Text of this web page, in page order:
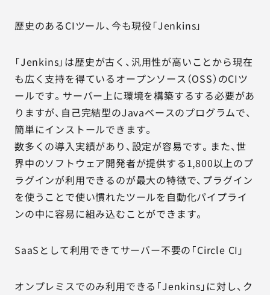
歴史のあるCIツール、今も現役「Jenkins」
「Jenkins」は歴史が古く、汎用性が高いことから現在
も広く支持を得ているオープンソース（OSS）のCIツ
ールです。サーバー上に環境を構築するする必要があ
りますが、自己完結型のJavaベースのプログラムで、
簡単にインストールできます。
数多くの導入実績があり、設定が容易です。また、世
界中のソフトウェア開発者が提供する1,800以上のプ
ラグインが利用できるのが最大の特徴で、プラグイン
を使うことで使い慣れたツールを自動化パイプライ
ンの中に容易に組み込むことができます。
SaaSとして利用できてサーバー不要の「Circle CI」
オンプレミスでのみ利用できる「Jenkins」に対し、ク